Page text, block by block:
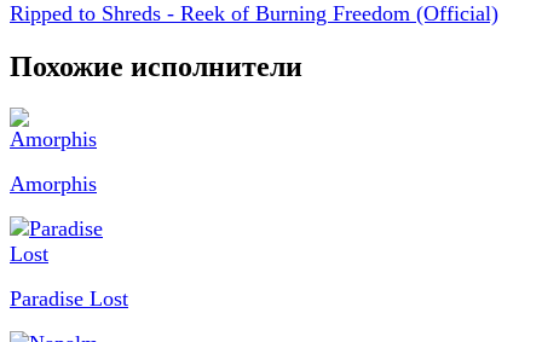
Ripped to Shreds - Reek of Burning Freedom (Official)
Похожие исполнители
Amorphis
Paradise Lost